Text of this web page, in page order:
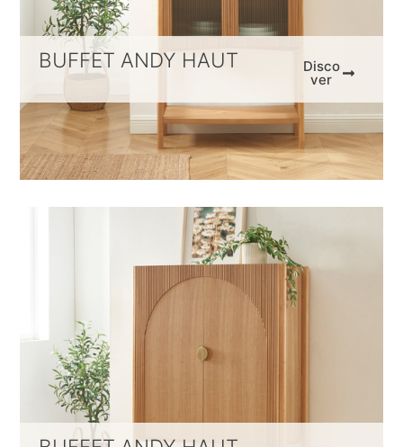
BUFFET ANDY HAUT Disco
ver